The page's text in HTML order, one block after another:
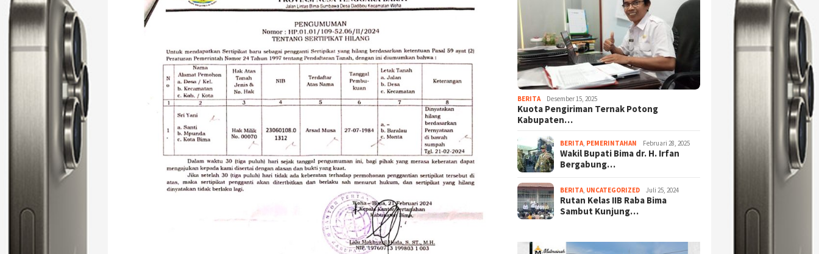
BERITA Desember 15, 2025
Kuota Pengiriman Ternak Potong
Kabupaten…
BERITA PEMERINTAHAN Februari 28, 2025
Wakil Bupati Bima dr. H. Irfan
Bergabung…
BERITA UNCATEGORIZED Juli 25, 2024
Rutan Kelas IIB Raba Bima
Sambut Kunjung…